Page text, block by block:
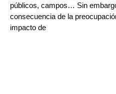
públicos, campos… Sin
consecuencia de la
impacto de